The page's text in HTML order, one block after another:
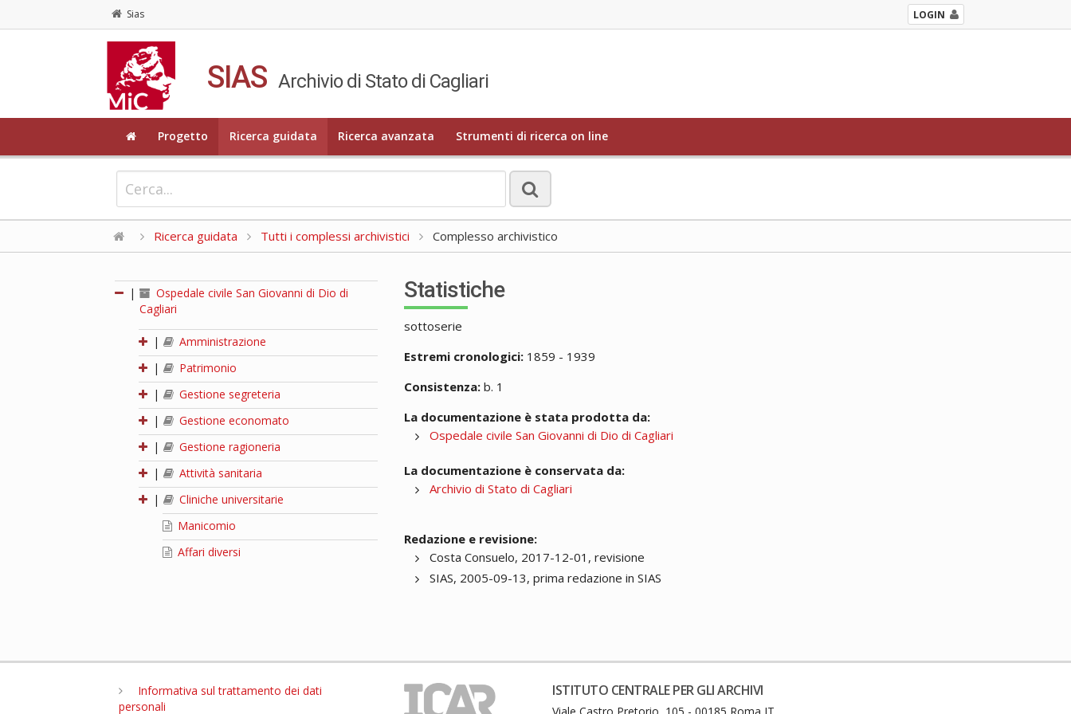
Sias LOGIN
SIAS Archivio di Stato di Cagliari
Progetto Ricerca guidata Ricerca avanzata Strumenti di ricerca on line
Ricerca guidata Tutti i complessi archivistici Complesso archivistico
|
Ospedale civile San Giovanni di Dio di
Cagliari
|
Amministrazione
|
Patrimonio
|
Gestione segreteria
|
Gestione economato
|
Gestione ragioneria
|
Attività sanitaria
|
Cliniche universitarie
Manicomio
Affari diversi
Statistiche
sottoserie
Estremi cronologici: 1859 - 1939
Consistenza: b. 1
La documentazione è stata prodotta da:
Ospedale civile San Giovanni di Dio di Cagliari
La documentazione è conservata da:
Archivio di Stato di Cagliari
Redazione e revisione:
Costa Consuelo, 2017-12-01, revisione
SIAS, 2005-09-13, prima redazione in SIAS
Informativa sul trattamento dei dati
personali
ISTITUTO CENTRALE PER GLI ARCHIVI